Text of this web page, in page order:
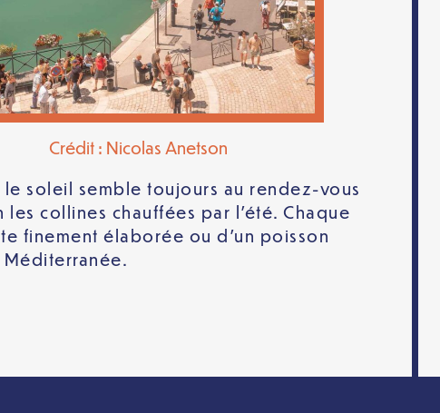
Crédit : Nicolas Anetson
le soleil semble toujours au rendez-vous
collines chauffées par l’été. Chaque
finement élaborée ou d’un poisson
Méditerranée.